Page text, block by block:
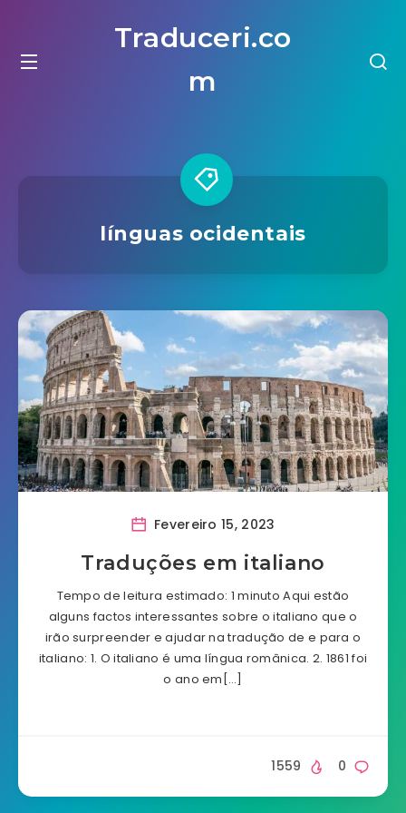
Traduceri.co
m
línguas ocidentais
Fevereiro 15, 2023
Traduções em italiano
Tempo de leitura estimado: 1 minuto Aqui estão
alguns factos interessantes sobre o italiano que o
irão surpreender e ajudar na tradução de e para o
italiano: 1. O italiano é uma língua românica. 2. 1861 foi
o ano em[…]
0
1559